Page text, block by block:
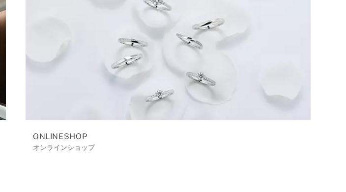
ONLINESHOP
オンラインショップ